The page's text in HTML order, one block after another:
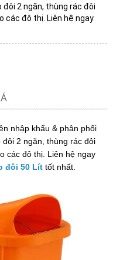
2 ngăn, thùng rác đôi
các đô thị. Liên hệ ngay
nhập khẩu & phân phối
2 ngăn, thùng rác đôi
các đô thị. Liên hệ ngay
đôi 50 Lít tốt nhất.